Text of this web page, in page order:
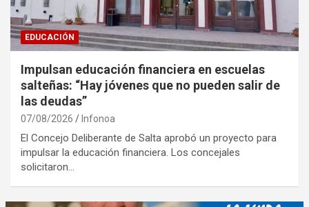
EDUCACIÓN
Impulsan educación financiera en escuelas
salteñas: “Hay jóvenes que no pueden salir de
las deudas”
07/08/2026 Infonoa
El Concejo Deliberante de Salta aprobó un proyecto para
impulsar la educación financiera. Los concejales
solicitaron…